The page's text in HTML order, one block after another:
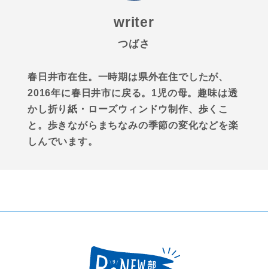
writer
つばさ
春日井市在住。一時期は県外在住でしたが、
2016年に春日井市に戻る。1児の母。趣味は透
かし折り紙・ローズウィンドウ制作、歩くこ
と。歩きながらまちなみの季節の変化などを楽
しんでいます。